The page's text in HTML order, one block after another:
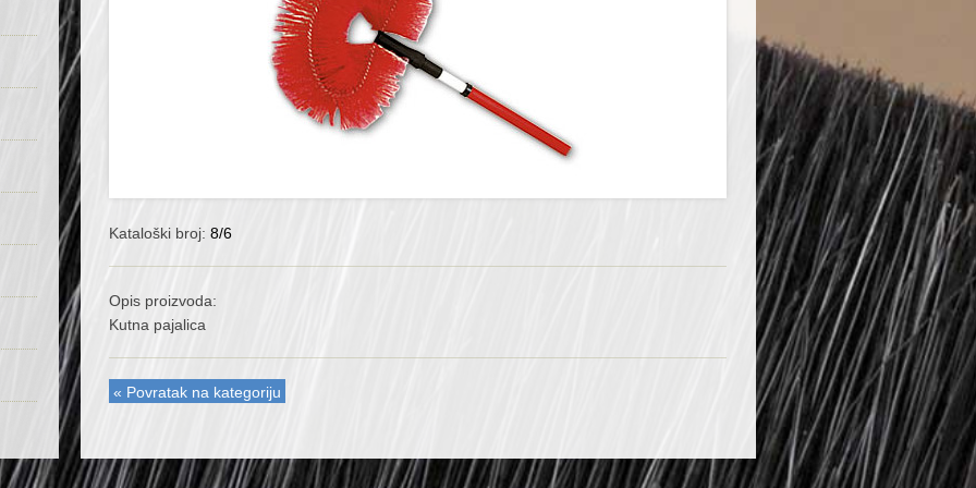
Kataloški broj: 8/6
Opis proizvoda:
Kutna pajalica
« Povratak na kategoriju